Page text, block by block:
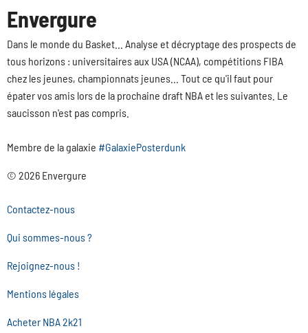
Envergure
Dans le monde du Basket... Analyse et décryptage des prospects de
tous horizons : universitaires aux USA (NCAA), compétitions FIBA
chez les jeunes, championnats jeunes... Tout ce qu'il faut pour
épater vos amis lors de la prochaine draft NBA et les suivantes. Le
saucisson n'est pas compris.
Membre de la galaxie #GalaxiePosterdunk
© 2026 Envergure
Contactez-nous
Qui sommes-nous ?
Rejoignez-nous !
Mentions légales
Acheter NBA 2k21